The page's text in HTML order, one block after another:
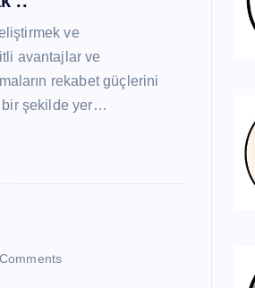
ve
avantajlar ve
rekabet güçlerini
bir şekilde yer…